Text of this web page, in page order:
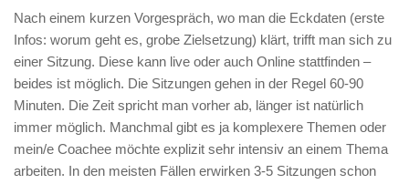
Nach einem kurzen Vorgespräch, wo man die Eckdaten (erste
Infos: worum geht es, grobe Zielsetzung) klärt, trifft man sich zu
einer Sitzung. Diese kann live oder auch Online stattfinden –
beides ist möglich. Die Sitzungen gehen in der Regel 60-90
Minuten. Die Zeit spricht man vorher ab, länger ist natürlich
immer möglich. Manchmal gibt es ja komplexere Themen oder
mein/e Coachee möchte explizit sehr intensiv an einem Thema
arbeiten. In den meisten Fällen erwirken 3-5 Sitzungen schon